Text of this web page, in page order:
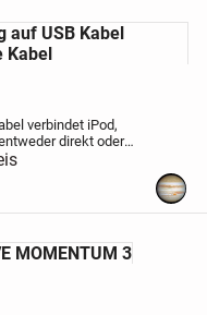
auf USB Kabel
Kabel
verbindet iPod,
direkt oder
USB Anschluss
effizienten
Laden oder zum
MOMENTUM 3